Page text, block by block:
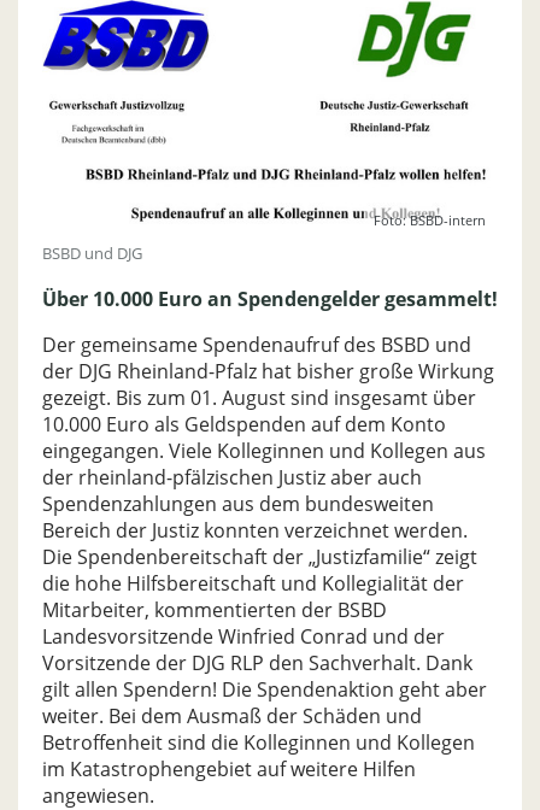
Foto: BSBD-intern
BSBD und DJG
Über 10.000 Euro an Spendengelder gesammelt!
Der gemeinsame Spendenaufruf des BSBD und
der DJG Rheinland-Pfalz hat bisher große Wirkung
gezeigt. Bis zum 01. August sind insgesamt über
10.000 Euro als Geldspenden auf dem Konto
eingegangen. Viele Kolleginnen und Kollegen aus
der rheinland-pfälzischen Justiz aber auch
Spendenzahlungen aus dem bundesweiten
Bereich der Justiz konnten verzeichnet werden.
Die Spendenbereitschaft der „Justizfamilie“ zeigt
die hohe Hilfsbereitschaft und Kollegialität der
Mitarbeiter, kommentierten der BSBD
Landesvorsitzende Winfried Conrad und der
Vorsitzende der DJG RLP den Sachverhalt. Dank
gilt allen Spendern! Die Spendenaktion geht aber
weiter. Bei dem Ausmaß der Schäden und
Betroffenheit sind die Kolleginnen und Kollegen
im Katastrophengebiet auf weitere Hilfen
angewiesen.